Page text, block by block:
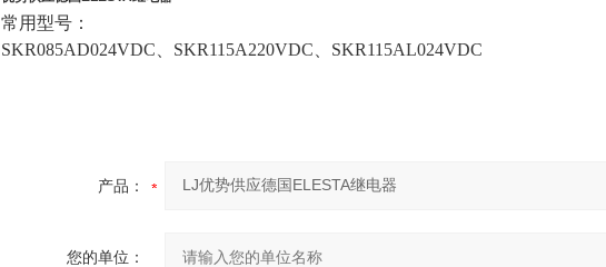
常用型号：
SKR085AD024VDC、SKR115A220VDC、SKR115AL024VDC
产品：
您的单位：